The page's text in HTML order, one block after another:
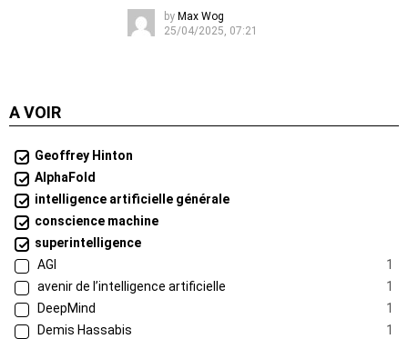
by Max Wog
25/04/2025, 07:21
A VOIR
Geoffrey Hinton
AlphaFold
intelligence artificielle générale
conscience machine
superintelligence
AGI
1
avenir de l’intelligence artificielle
1
DeepMind
1
Demis Hassabis
1